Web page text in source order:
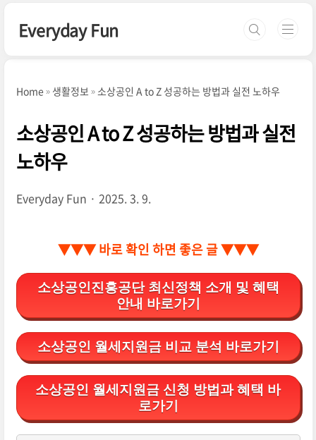
Everyday Fun
Home 생활정보 소상공인 A to Z 성공하는 방법과 실전 노하우
소상공인 A to Z 성공하는 방법과 실전
노하우
Everyday Fun 2025. 3. 9.
▼▼▼ 바로 확인 하면 좋은 글 ▼▼▼
소상공인진흥공단 최신정책 소개 및 혜택
안내 바로가기
소상공인 월세지원금 비교 분석 바로가기
소상공인 월세지원금 신청 방법과 혜택 바
로가기